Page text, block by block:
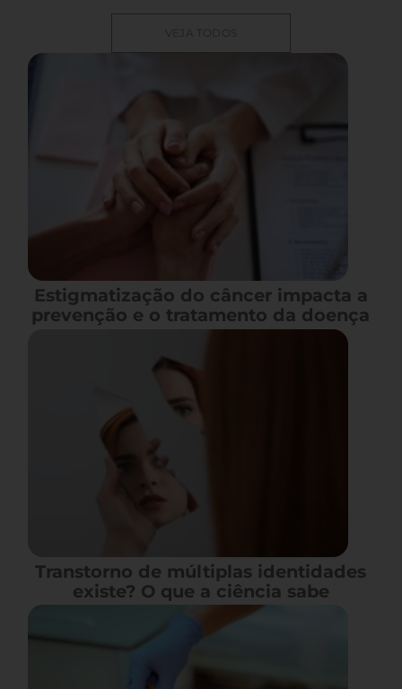
VEJA TODOS
Estigmatização do câncer impacta a
prevenção e o tratamento da doença
Transtorno de múltiplas identidades
existe? O que a ciência sabe